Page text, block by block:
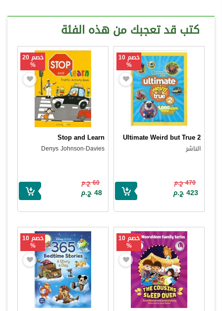
كتب قد تعجبك من هذه الفئة
خصم 10
%
Ultimate Weird but True 2
الناشر
470 ج.م
423 ج.م
خصم 20
%
Stop and Learn
Denys Johnson-Davies
60 ج.م
48 ج.م
خصم 10
%
خصم 10
%